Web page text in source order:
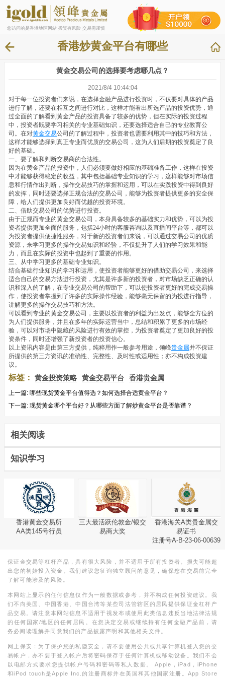
您访问的是香港地区网站 投资有风险 交易需谨慎
香港炒黄金平台有哪些
黄金交易公司的选择要考虑哪几点？
2021/8/4 10:44:04
对于每一位投资者们来说，在选择金融产品进行投资时，不仅要对具体的产品
进行了解，还要在相互之间进行对比，这样才能看出所选产品的投资优势，通
过全面的了解看到黄金产品的投资具备了较多的优势，但在实际的投资过程
中，投资者既要学习相关的专业基础知识，还要选择适合自己的专业教育公
司。在对黄金交易公司的了解过程中，投资者也需要利用其中的技巧和方法，
这样才能够选择到真正专业而优质的交易公司，这为人们后期的投资奠定了良
好的基础。
一、要了解和判断交易商的合法性。
因为在黄金产品的投资中，人们必须要做好相应的基础准备工作，这样在投资
中才能够获得稳定的收益，其中包括基础专业知识的学习，这样能够对市场信
息和行情作出判断，操作交易技巧的掌握和运用，可以在实践投资中得到良好
的发挥，同时还要选择正规合法的交易公司，能够为投资者提供更多的安全保
障，给人们提供更加良好而优越的投资环境。
二、借助交易公司的优势进行投资。
由于正规而专业的黄金交易公司，本身具备较多的基础实力和优势，可以为投
资者提供更加全面的服务，包括24小时的客服咨询以及直播间平台等，都可以
为投资者提供便捷性服务，对于新的投资者们来说，可以通过交易公司的优质
资源，来学习更多的操作交易知识和经验，不仅提升了人们的学习效果和能
力，而且在实际的投资中也起到了重要的作用。
三、从中学习更多的基础专业知识。
结合基础行业知识的学习和运用，使投资者能够更好的借助交易公司，来选择
适合自己的交易方法进行投资，尤其是许多新的投资者，对市场缺乏正确的认
识和深入的了解，在专业交易公司的帮助下，可以使投资者更好的完成交易操
作，使投资者掌握到了许多的实际操作经验，能够毫无保留的为投进行指导，
讲解更多的操作交易技巧和方法。
可以看到专业的黄金交易公司，主要以投资者的利益为出发点，能够全方位的
为人们提供服务，并且在多年的实际运营当中，总结和积累了更多的市场经
验，可以对市场中隐藏的风险进行有效的掌控，为投资者奠定了更加良好的投
资条件，同时还增强了新投资者的投资信心。
以上资讯内容是由第三方提供，纯粹用作一般参考用途，领峰贵金属并不保证
所提供的第三方资讯的准确性、完整性、及时性或适用性；亦不构成投资建
议。
标签： 黄金投资策略 黄金交易平台 香港贵金属
上一篇: 哪些现货黄金平台值得选？如何选择合适黄金平台？
下一篇: 现货黄金哪个平台好？从哪些方面了解炒黄金平台是否靠谱？
相关阅读
知识学习
香港黄金交易所
AA类145号行员
三大最活跃伦敦金/银交
易商大奖
香港海关A类贵金属交
易证书
注册号A-B-23-06-00639
保证金交易等杠杆产品，具有很大风险，并不适用于所有投资者。损失可能超
出您的初始投入资金。我们建议您征询独立顾问的意见，确保您在交易前完全
了解可能涉及的风险。
本网站上显示的任何信息仅作为一般数据或参考，并不构成任何投资建议。我
们不向美国、中国香港、中国台湾等某些司法管辖区的居民提供保证金杠杆产
品交易。请注意本网站信息不适用于视发布或使用此类信息违反当地法律法规
的任何国家/地区的任何居民。在您决定交易或继续持有任何金融产品前，请
务必阅读理解并同意我们的产品披露声明和其他相关文件。
网上保安：为了保护您的私隐安全，请不要使用公共或共享计算机登入您的交
易帐户，亦不要于登入帐户后将密码保存于任何计算机或移动设备。我们不会
以电邮方式要求您提供帐户号码和密码等私人数据。 Apple，iPad，iPhone
和iPod touch是Apple Inc.的注册商标并在美国和其他国家注册。App Store